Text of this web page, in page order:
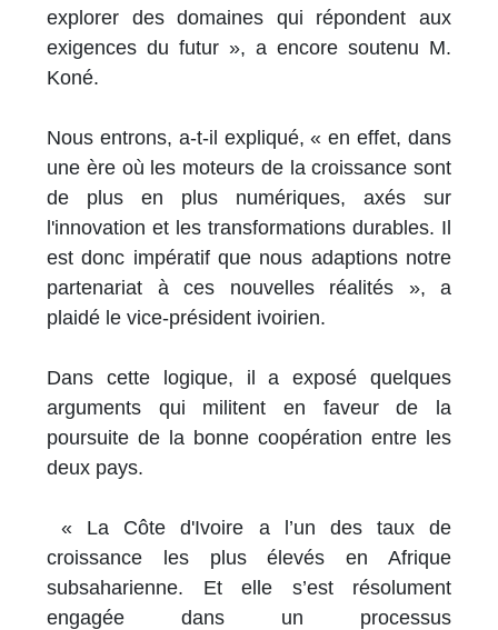
explorer des domaines qui répondent aux
exigences du futur », a encore soutenu M.
Koné.
Nous entrons, a-t-il expliqué, « en effet, dans
une ère où les moteurs de la croissance sont
de plus en plus numériques, axés sur
l'innovation et les transformations durables. Il
est donc impératif que nous adaptions notre
partenariat à ces nouvelles réalités », a
plaidé le vice-président ivoirien.
Dans cette logique, il a exposé quelques
arguments qui militent en faveur de la
poursuite de la bonne coopération entre les
deux pays.
« La Côte d'Ivoire a l’un des taux de
croissance les plus élevés en Afrique
subsaharienne. Et elle s’est résolument
engagée dans un processus